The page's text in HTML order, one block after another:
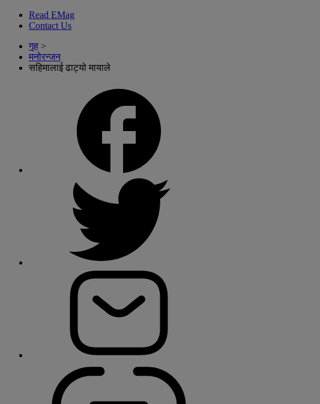
Read EMag
Contact Us
गृह >
मनोरन्जन
सहिमालाई ढाट्यो मायाले